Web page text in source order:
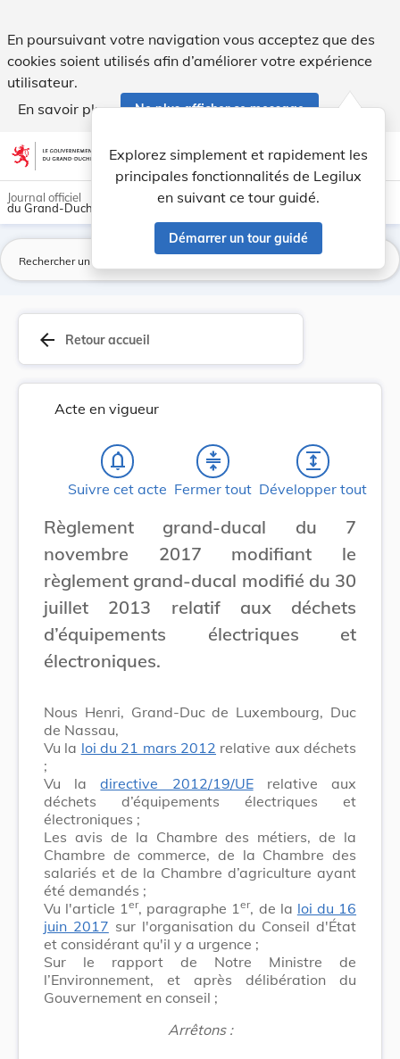
En poursuivant votre navigation vous acceptez que des
cookies soient utilisés afin d’améliorer votre expérience
utilisateur.
En savoir plus
Ne plus afficher ce message
Aller au contenu account_circle help Aide
Explorez simplement et rapidement les
principales fonctionnalités de Legilux
en suivant ce tour guidé.
Démarrer un tour guidé
light_mode dark_mode
Journal officiel
du Grand-Duché de Luxembourg
arrow_back Retour accueil
Acte en vigueur
notifications_none
Suivre cet acte
compress
Fermer tout
expand
Développer tout
Règlement grand-ducal du 7
novembre 2017 modifiant le
règlement grand-ducal modifié du 30
juillet 2013 relatif aux déchets
d’équipements électriques et
électroniques.
Nous Henri, Grand-Duc de Luxembourg, Duc
de Nassau,
Vu la loi du 21 mars 2012 relative aux déchets
;
Vu ladirective 2012/19/UErelative aux
déchets d’équipements électriques et
électroniques ;
Les avis de la Chambre des métiers, de la
Chambre de commerce, de la Chambre des
salariés et de la Chambre d’agriculture ayant
été demandés ;
Vu l'article 1er, paragraphe 1er, de la loi du 16
juin 2017 sur l'organisation du Conseil d'État
et considérant qu'il y a urgence ;
Sur le rapport de Notre Ministre de
l’Environnement, et après délibération du
Gouvernement en conseil ;
Arrêtons :